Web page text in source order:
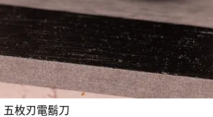
五枚刃電鬍刀